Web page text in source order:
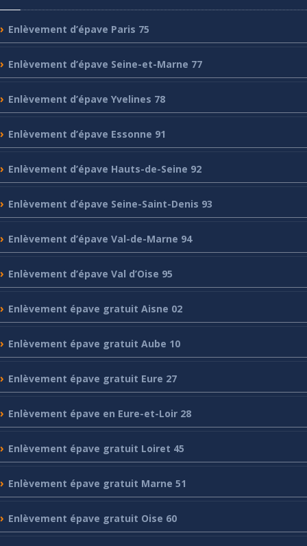
Enlèvement d’épave Paris 75
Enlèvement d’épave Seine-et-Marne 77
Enlèvement d’épave Yvelines 78
Enlèvement d’épave Essonne 91
Enlèvement d’épave Hauts-de-Seine 92
Enlèvement d’épave Seine-Saint-Denis 93
Enlèvement d’épave Val-de-Marne 94
Enlèvement d’épave Val d’Oise 95
Enlèvement épave gratuit Aisne 02
Enlèvement épave gratuit Aube 10
Enlèvement épave gratuit Eure 27
Enlèvement épave en Eure-et-Loir 28
Enlèvement épave gratuit Loiret 45
Enlèvement épave gratuit Marne 51
Enlèvement épave gratuit Oise 60